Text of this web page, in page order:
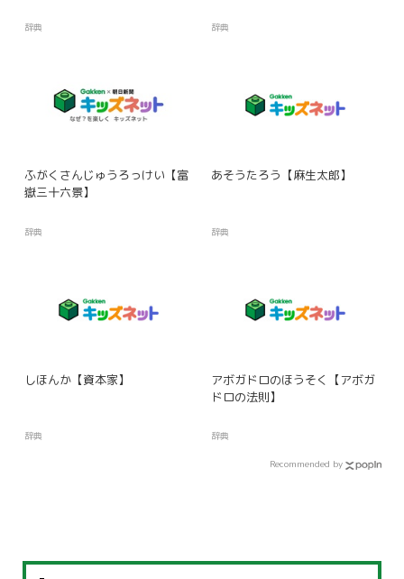
辞典 辞典
ふがくさんじゅうろっけい【富
嶽三十六景】
辞典
あそうたろう【麻生太郎】
辞典
しほんか【資本家】
辞典
アボガドロのほうそく【アボガ
ドロの法則】
辞典
Recommended by